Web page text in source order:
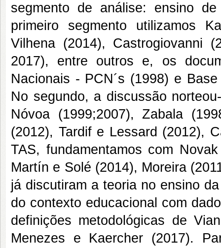
segmento de análise: ensino
primeiro segmento utilizamos
Vilhena (2014), Castrogiovanni
2017), entre outros e, os
Nacionais - PCN´s (1998) e
No segundo, a discussão
Nóvoa (1999;2007), Zabala
(2012), Tardif e Lessard (2012),
TAS, fundamentamos com
Martín e Solé (2014), Moreira
já discutiram a teoria no ensino
do contexto educacional com
definições metodológicas de
Menezes e Kaercher (2017).